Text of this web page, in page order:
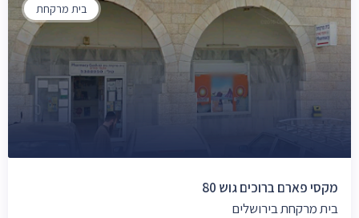
בית מרקחת
מקסי פארם ברוכים גוש 80
בית מרקחת בירושלים